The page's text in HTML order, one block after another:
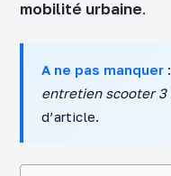
mobilité urbaine.
A ne pas manquer
entretien scooter 3
d’article.